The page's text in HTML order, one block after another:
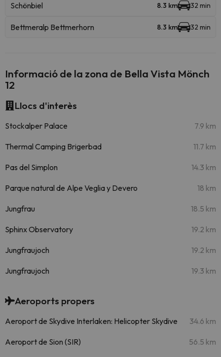
Schönbiel 8.3 km 32 min
Bettmeralp Bettmerhorn 8.3 km 32 min
Informació de la zona de Bella Vista Mönch
12
Llocs d'interès
Stockalper Palace 7.9 km
Thermal Camping Brigerbad 11.7 km
Pas del Simplon 14.3 km
Parque natural de Alpe Veglia y Devero 18 km
Jungfrau 18.5 km
Sphinx Observatory 19.2 km
Jungfraujoch 19.2 km
Jungfraujoch 19.3 km
Aeroports propers
Aeroport de Skydive Interlaken: Helicopter Skydive 34.6 km
Aeroport de Sion (SIR) 56.5 km